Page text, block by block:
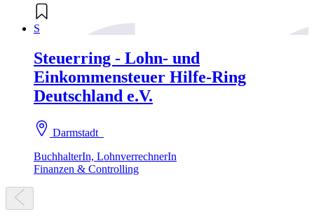
S
Steuerring - Lohn- und
Einkommensteuer Hilfe-Ring
Deutschland e.V.
Darmstadt
BuchhalterIn, LohnverrechnerIn
Finanzen & Controlling